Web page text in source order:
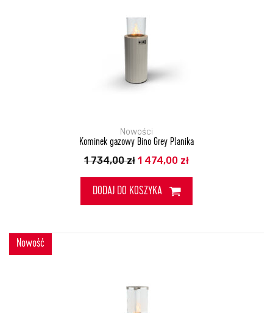
Nowości
Kominek gazowy Bino Grey Planika
1 734,00zł Pierwotna
wynosiła:
1
734,00 zł.
1 474,00 złAktualna
wynosi:
DODAJ DO KOSZYKA